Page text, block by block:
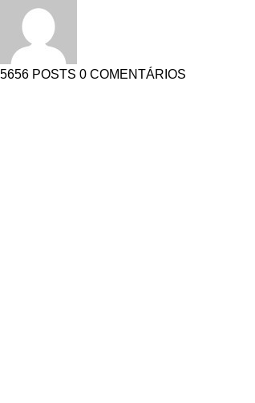
Domingo
5656 POSTS 0 COMENTÁRIOS